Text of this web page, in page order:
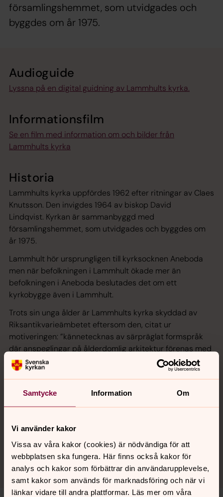
Samtycke Information Om
Vi använder kakor
Vissa av våra kakor (cookies) är nödvändiga för att
webbplatsen ska fungera. Här finns också kakor för
analys och kakor som förbättrar din användarupplevelse,
samt kakor som används för marknadsföring och när vi
länkar vidare till andra plattformar. Läs mer om våra
församlingshemmet, som utvidgades och
byggdes om år 1975.
Audioguide
Lyssna på en digital guidning av Lammhults kyrka.
Informationsfilm
Se en film med information om och bilder från
Lammhults kyrka
Historia
Lammhults kyrka uppfördes 1962 efter ritningar av Claes
Knutsson. Den invigdes 1964 av biskop David
Lindqvist. Kyrkan är sammanbyggd med
församlingshemmet, som utvidgades och byggdes om
år 1975.
Lammhult hör ursprungligen till kyrksocknen Aneboda
men när befolkningen i Lammhult ökade mer än
befolkningen i Aneboda beslutades det om ett
kyrkobygge även i Lammhult.
Trots sin unga ålder är Lammhults kyrka skyddad av
Riksantikvarieämbetet eftersom den, citat ur
motiveringen: ”kännetecknas av särpräglat formspråk
där anspeglingar på ålderdomlig arkitektur förenas med
modernistiska drag. Kyrkan har hög arkitektonisk och
konstnärlig prägel.”
för marknadsföring.
Ändra inställningar